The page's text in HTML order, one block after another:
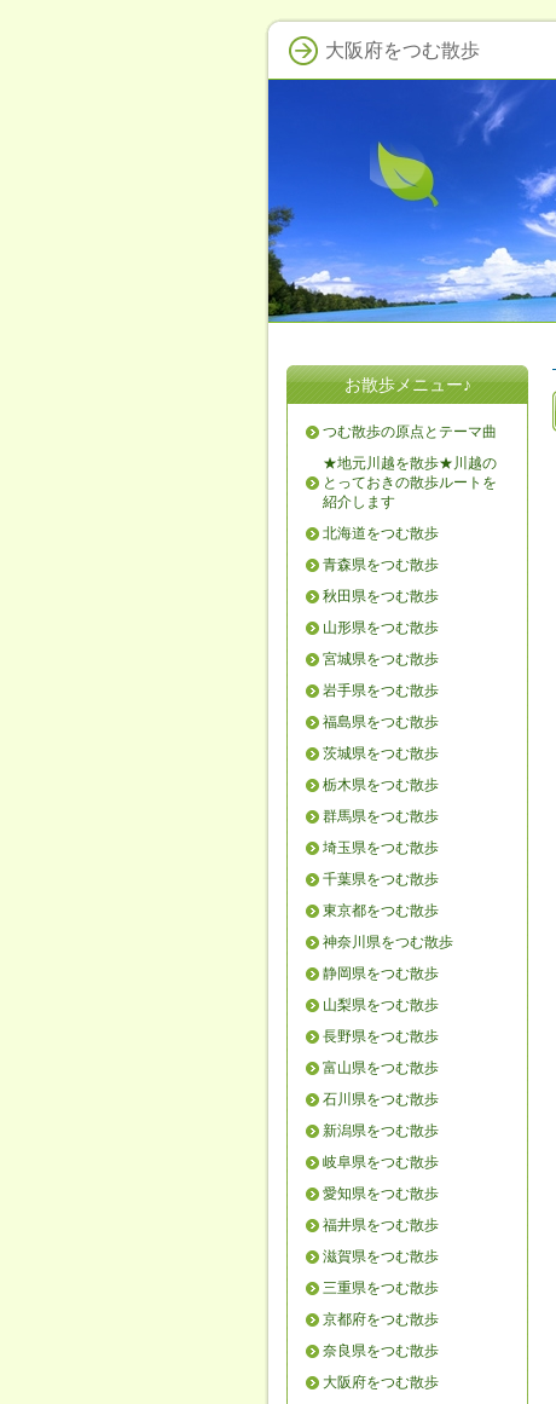
大阪府をつむ散歩
お散歩メニュー♪
つむ散歩の原点とテーマ曲
★地元川越を散歩★川越の
とっておきの散歩ルートを
紹介します
北海道をつむ散歩
青森県をつむ散歩
秋田県をつむ散歩
山形県をつむ散歩
宮城県をつむ散歩
岩手県をつむ散歩
福島県をつむ散歩
茨城県をつむ散歩
栃木県をつむ散歩
群馬県をつむ散歩
埼玉県をつむ散歩
千葉県をつむ散歩
東京都をつむ散歩
神奈川県をつむ散歩
静岡県をつむ散歩
山梨県をつむ散歩
長野県をつむ散歩
富山県をつむ散歩
石川県をつむ散歩
新潟県をつむ散歩
岐阜県をつむ散歩
愛知県をつむ散歩
福井県をつむ散歩
滋賀県をつむ散歩
三重県をつむ散歩
京都府をつむ散歩
奈良県をつむ散歩
大阪府をつむ散歩